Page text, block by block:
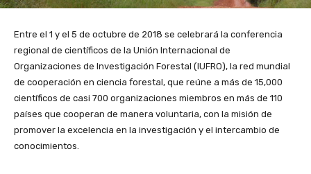
Entre el 1 y el 5 de octubre de 2018 se celebrará la conferencia
regional de científicos de la Unión Internacional de
Organizaciones de Investigación Forestal (IUFRO), la red mundial
de cooperación en ciencia forestal, que reúne a más de 15,000
científicos de casi 700 organizaciones miembros en más de 110
países que cooperan de manera voluntaria, con la misión de
promover la excelencia en la investigación y el intercambio de
conocimientos.